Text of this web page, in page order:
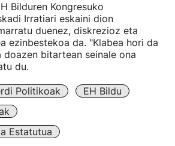
Bilduren Kongresuko
Irratiari eskaini dion
duenez, diskrezioz eta
ezinbestekoa da. "Klabea hori da
bitartean seinale ona
du.
Politikoak
EH Bildu
Estatutua